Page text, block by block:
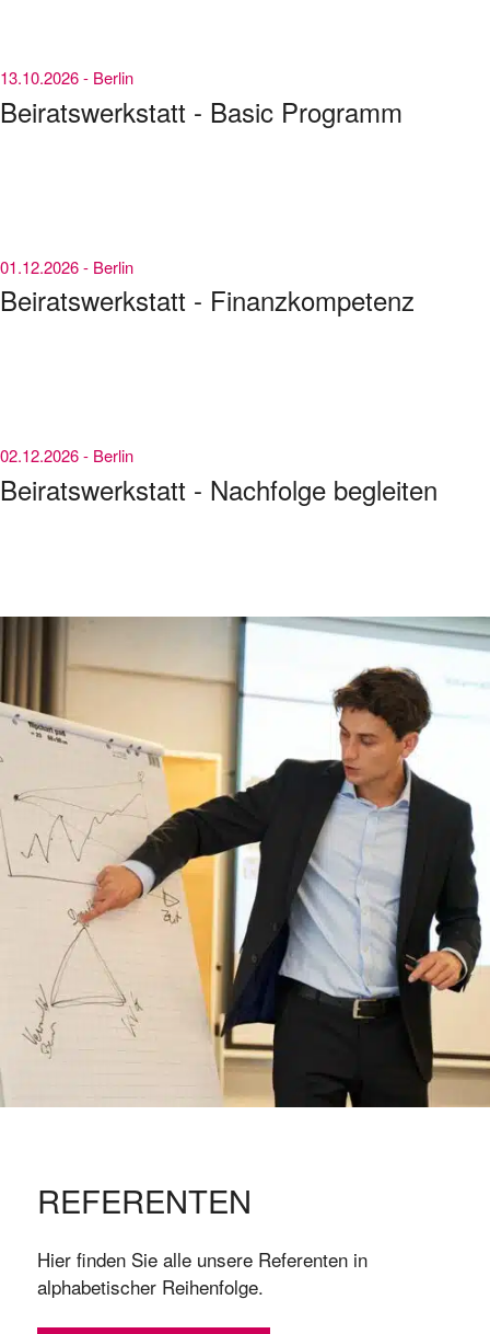
13.10.2026 - Berlin
Beirats­werkstatt - Basic Programm
01.12.2026 - Berlin
Beiratswerkstatt - Finanzkompetenz
02.12.2026 - Berlin
Beiratswerkstatt - Nachfolge begleiten
REFERENTEN
Hier finden Sie alle unsere Referenten in
alphabetischer Reihenfolge.